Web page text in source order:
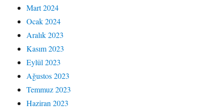
Mart 2024
Ocak 2024
Aralık 2023
Kasım 2023
Eylül 2023
Ağustos 2023
Temmuz 2023
Haziran 2023